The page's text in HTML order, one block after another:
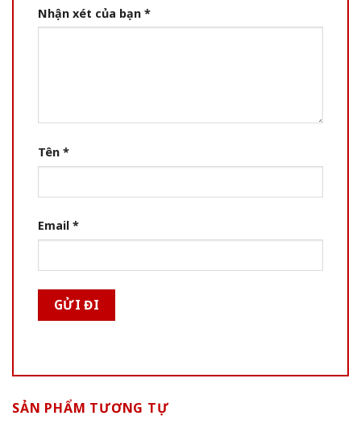
Nhận xét của bạn *
Tên *
Email *
SẢN PHẨM TƯƠNG TỰ